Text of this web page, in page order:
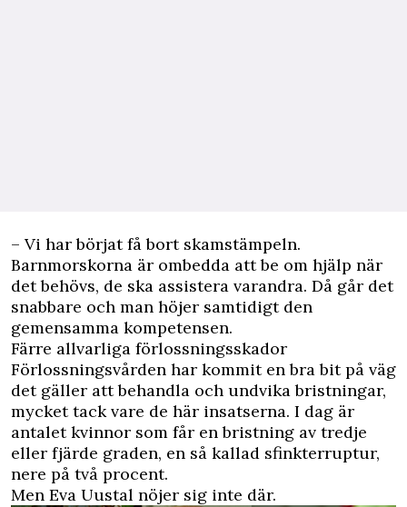
– Vi har börjat få bort skamstämpeln.
Barnmorskorna är ombedda att be om hjälp när
det behövs, de ska assistera varandra. Då går det
snabbare och man höjer samtidigt den
gemensamma kompetensen.
Färre allvarliga förlossningsskador
Förlossningsvården har kommit en bra bit på väg
det gäller att behandla och undvika bristningar,
mycket tack vare de här insatserna. I dag är
antalet kvinnor som får en bristning av tredje
eller fjärde graden, en så kallad sfinkterruptur,
nere på två procent.
Men Eva Uustal nöjer sig inte där.